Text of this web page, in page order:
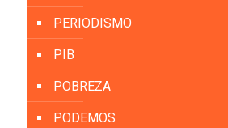
PERIODISMO
PIB
POBREZA
PODEMOS